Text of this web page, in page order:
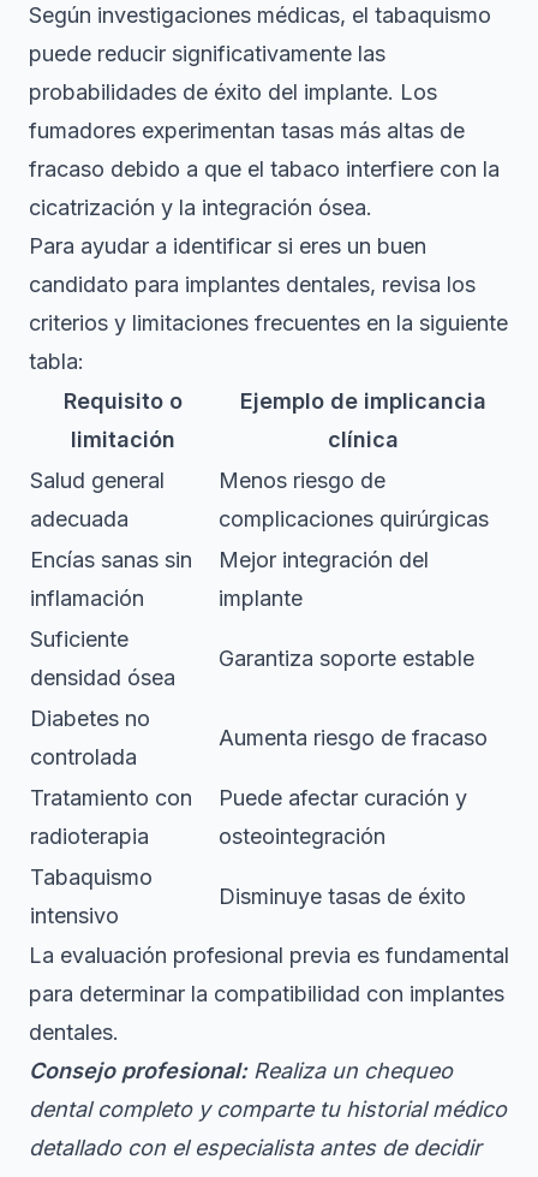
Según investigaciones médicas, el tabaquismo
puede reducir significativamente las
probabilidades de éxito del implante. Los
fumadores experimentan tasas más altas de
fracaso debido a que el tabaco interfiere con la
cicatrización y la integración ósea.
Para ayudar a identificar si eres un buen
candidato para implantes dentales, revisa los
criterios y limitaciones frecuentes en la siguiente
tabla:
Requisito o
limitación
Ejemplo de implicancia
clínica
Salud general
adecuada
Menos riesgo de
complicaciones quirúrgicas
Encías sanas sin
inflamación
Mejor integración del
implante
Suficiente
densidad ósea
Garantiza soporte estable
Diabetes no
controlada
Aumenta riesgo de fracaso
Tratamiento con
radioterapia
Puede afectar curación y
osteointegración
Tabaquismo
intensivo
Disminuye tasas de éxito
La evaluación profesional previa es fundamental
para determinar la compatibilidad con implantes
dentales.
Consejo profesional: Realiza un chequeo
dental completo y comparte tu historial médico
detallado con el especialista antes de decidir